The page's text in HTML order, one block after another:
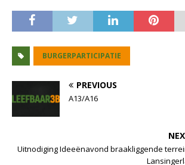
BURGERPARTICIPATIE
PREVIOUS
A13/A16
Uitnodiging Ideeënavond braakliggende